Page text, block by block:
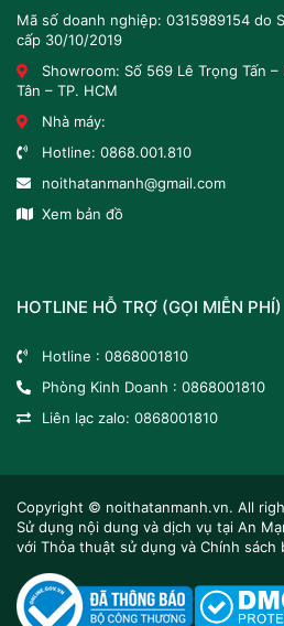
Mã số doanh nghiệp: 0315989154 do
cấp 30/10/2019
Showroom: Số 569 Lê Trọng Tấn
Tân – TP. HCM
Nhà máy:
Hotline: 0868.001.810
noithatanmanh@gmail.com
Xem bản đồ
HOTLINE HỖ TRỢ (GỌI MIỄN PHÍ)
Hotline : 0868001810
Phòng Kinh Doanh : 0868001810
Liên lạc zalo: 0868001810
Copyright © noithatanmanh.vn. All
Sử dụng nội dung và dịch vụ tại An
với Thỏa thuật sử dụng và Chính sách